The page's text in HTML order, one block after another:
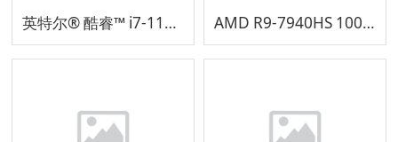
英特尔® 酷睿™ i7-11850H 处理器 AMD R9-7940HS 100-000001128